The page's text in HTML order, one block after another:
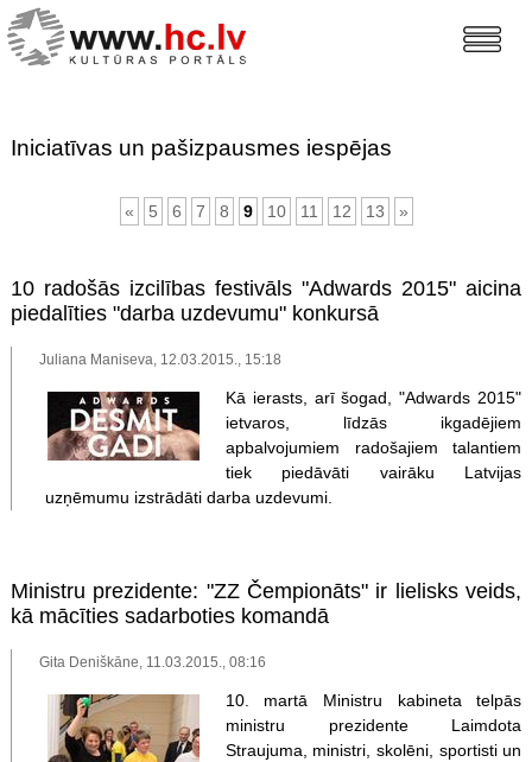
Iniciatīvas un pašizpausmes iespējas
« 5 6 7 8 9 10 11 12 13 »
10 radošās izcilības festivāls "Adwards 2015" aicina
piedalīties "darba uzdevumu" konkursā
Juliana Maniseva, 12.03.2015., 15:18
Kā ierasts, arī šogad, "Adwards 2015"
ietvaros, līdzās ikgadējiem
apbalvojumiem radošajiem talantiem
tiek piedāvāti vairāku Latvijas
uzņēmumu izstrādāti darba uzdevumi.
Ministru prezidente: "ZZ Čempionāts" ir lielisks veids,
kā mācīties sadarboties komandā
Gita Deniškāne, 11.03.2015., 08:16
10. martā Ministru kabineta telpās
ministru prezidente Laimdota
Straujuma, ministri, skolēni, sportisti un